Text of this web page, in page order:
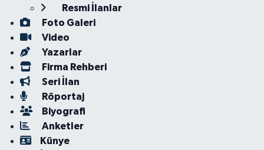
Resmi İlanlar
Foto Galeri
Video
Yazarlar
Firma Rehberi
Seri İlan
Röportaj
Biyografi
Anketler
Künye